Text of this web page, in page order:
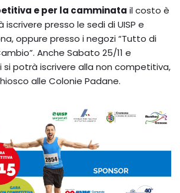
e per la camminata il costo è
iscrivere presso le sedi di UISP e
oppure presso i negozi “Tutto di
Anche Sabato 25/11 e
si potrà iscrivere alla non competitiva,
alle Colonie Padane.